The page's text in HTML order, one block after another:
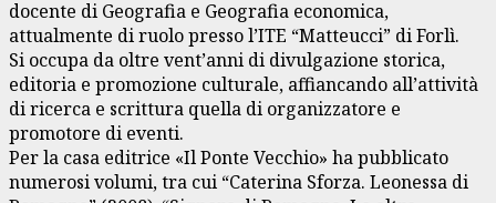
docente di Geografia e Geografia economica,
attualmente di ruolo presso l’ITE “Matteucci” di Forlì.
Si occupa da oltre vent’anni di divulgazione storica,
editoria e promozione culturale, affiancando all’attività
di ricerca e scrittura quella di organizzatore e
promotore di eventi.
Per la casa editrice «Il Ponte Vecchio» ha pubblicato
numerosi volumi, tra cui “Caterina Sforza. Leonessa di